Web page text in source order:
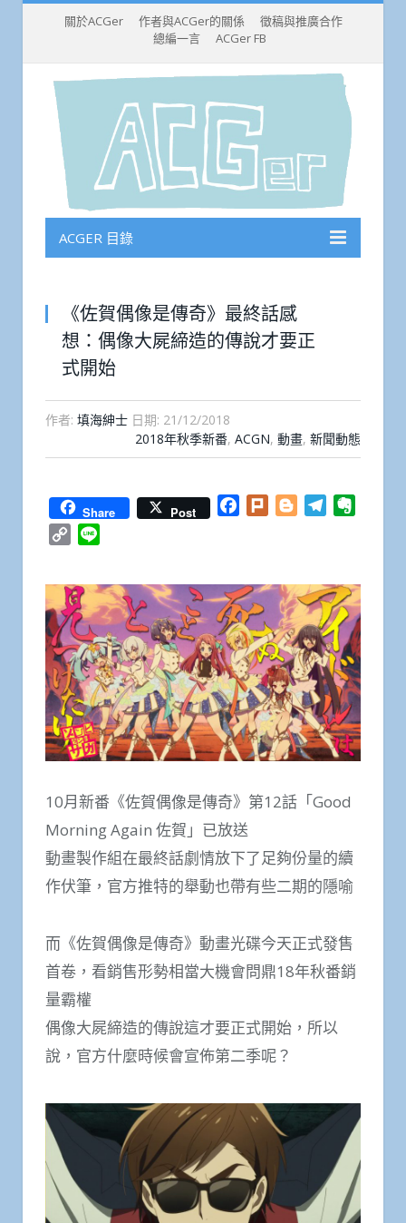
關於ACGer 作者與ACGer的關係
徵稿與推廣合作
總編一言
ACGer FB
ACGER 目錄
《佐賀偶像是傳奇》最終話感
想：偶像大屍締造的傳說才要正
式開始
作者: 填海紳士 日期: 21/12/2018
2018年秋季新番, ACGN, 動畫, 新聞動態
Share Post Facebook
Plurk BloggerTelegram
Copy
10月新番《佐賀偶像是傳奇》第12話「Good
Morning Again 佐賀」已放送
動畫製作組在最終話劇情放下了足夠份量的續
作伏筆，官方推特的舉動也帶有些二期的隱喻
而《佐賀偶像是傳奇》動畫光碟今天正式發售
首卷，看銷售形勢相當大機會問鼎18年秋番銷
量霸權
偶像大屍締造的傳說這才要正式開始，所以
說，官方什麼時候會宣佈第二季呢？